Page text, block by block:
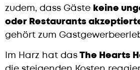
zudem, dass Gäste keine
oder Restaurants
gehört zum
Im Harz hat dasThe Hearts